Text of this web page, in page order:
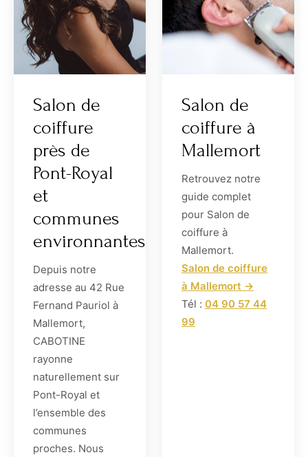
Salon de
coiffure
près de
Pont-Royal
et
communes
environnantes
Depuis notre
adresse au 42 Rue
Fernand Pauriol à
Mallemort,
CABOTINE
rayonne
naturellement sur
Pont-Royal et
l’ensemble des
communes
proches. Nous
Salon de
coiffure à
Mallemort
Retrouvez notre
guide complet
pour Salon de
coiffure à
Mallemort.
Salon de coiffure
à Mallemort →
Tél : 04 90 57 44
99